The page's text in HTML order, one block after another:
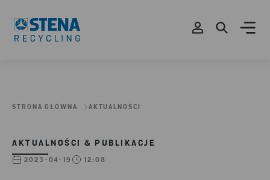
STRONA GŁÓWNA AKTUALNOŚCI
AKTUALNOŚCI & PUBLIKACJE
2023-04-19 12:08